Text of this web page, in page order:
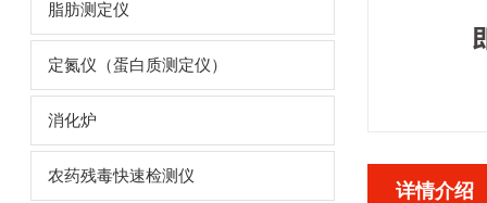
脂肪测定仪
定氮仪（蛋白质测定仪）
消化炉
农药残毒快速检测仪
详情介绍